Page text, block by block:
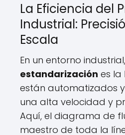
La Eficiencia del
Industrial:
Escala
En un entorno
estandarización es la
están automatizados
una alta velocidad y
Aquí, el diagrama de
maestro de toda la